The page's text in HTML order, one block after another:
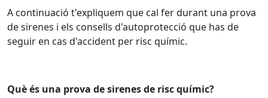
A continuació t'expliquem que cal fer durant una prova
de sirenes i els consells d'autoprotecció que has de
seguir en cas d'accident per risc químic.
Què és una prova de sirenes de risc químic?